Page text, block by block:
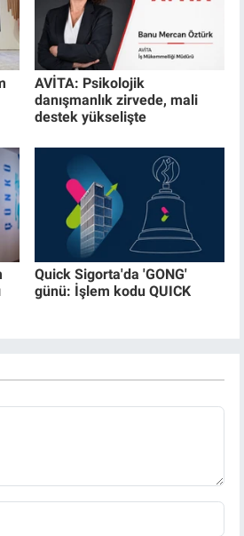
AVİTA: Psikolojik
danışmanlık zirvede, mali
destek yükselişte
Quick Sigorta'da 'GONG'
günü: İşlem kodu QUICK